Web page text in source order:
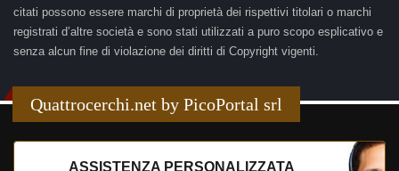
citati possono essere marchi di proprietà dei rispettivi titolari o marchi
registrati d’altre società e sono stati utilizzati a puro scopo esplicativo e
senza alcun fine di violazione dei diritti di Copyright vigenti.
Quattrocerchi.net by PicoPortal srl
ASSISTENZA PERSONALIZZATA